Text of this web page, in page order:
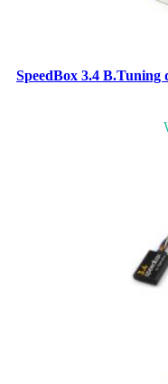
SpeedBox 3.4 B.Tuning